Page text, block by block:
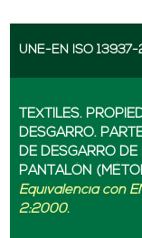
UNE-EN ISO 13937-
TEXTILES.
DESGARRO.
DE DESGARRO
PANTALÓN
Equivalencia con
2:2000.